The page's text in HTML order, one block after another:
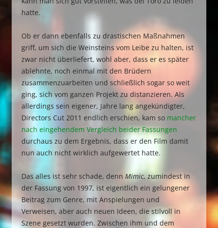
hatte.
Ob er dann ebenfalls zu drastischen Maßnahmen
griff, um sich die Weinsteins vom Leibe zu halten, ist
zwar nicht überliefert, wohl aber, dass er es später
ablehnte, noch einmal mit den Brüdern
zusammenzuarbeiten und schließlich sogar so weit
ging, sich vom ganzen Projekt zu distanzieren. Als
allerdings sein eigener, Jahre lang angekündigter,
Directors Cut 2011 endlich erschien, kam so mancher
nach eingehendem Vergleich beider Fassungen
durchaus zu dem Ergebnis, dass er den Film damit
nun auch nicht wirklich aufgewertet hatte.
Das alles ist sehr schade, denn Mimic, zumindest in
der Fassung von 1997, ist eigentlich ein gelungener
Beitrag zum Genre, mit Anspielungen und
Verweisen, aber auch neuen Ideen, die stilvoll in
Szene gesetzt wurden. Zwischen ihm und dem